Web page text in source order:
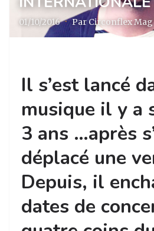
01/10/2016 · Par Circonflex Mag
Il s’est lancé
musique il y a
3 ans …après
déplacé une
Depuis, il
dates de